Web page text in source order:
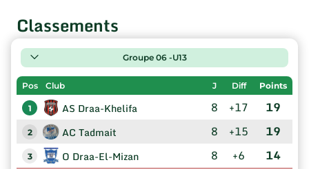
Classements
Groupe 06 -U13
Pos Club J Diff Points
1 AS Draa-Khelifa 8 +17 19
2 AC Tadmait 8 +15 19
3 O Draa-El-Mizan 8 +6 14